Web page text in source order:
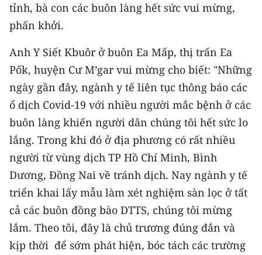
tỉnh, bà con các buôn làng hết sức vui mừng,
phấn khởi.
Anh Y Siết Kbuôr ở buôn Ea Mấp, thị trấn Ea
Pốk, huyện Cư M’gar vui mừng cho biết: "Những
ngày gần đây, ngành y tế liên tục thông báo các
ổ dịch Covid-19 với nhiều người mắc bệnh ở các
buôn làng khiến người dân chúng tôi hết sức lo
lắng. Trong khi đó ở địa phương có rất nhiều
người từ vùng dịch TP Hồ Chí Minh, Bình
Dương, Đồng Nai về tránh dịch. Nay ngành y tế
triển khai lấy mẫu làm xét nghiệm sàn lọc ở tất
cả các buôn đồng bào DTTS, chúng tôi mừng
lắm. Theo tôi, đây là chủ trương đúng đắn và
kịp thời để sớm phát hiện, bóc tách các trường